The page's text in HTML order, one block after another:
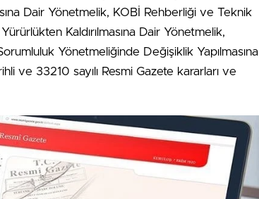
Dair Yönetmelik, KOBİ Rehberliği ve Teknik
Kaldırılmasına Dair Yönetmelik,
Yönetmeliğinde Değişiklik Yapılmasına
ve 33210 sayılı Resmi Gazete kararları ve